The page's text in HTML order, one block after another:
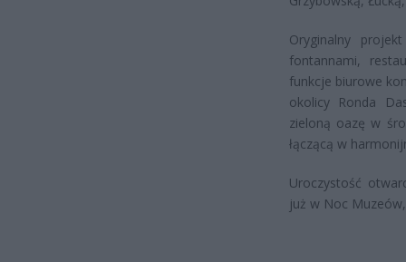
Oryginalny
fontannami,
funkcje biurowe
okolicy Ronda
zieloną oazę w
łączącą w
Uroczystość
już w Noc